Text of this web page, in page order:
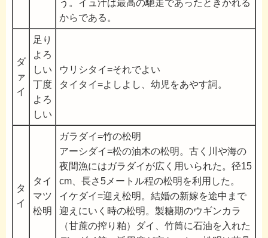
う。イュ汁は最高の馳走であったときかれる
からである。
ダ
ァ
イ
足り
よろ
しい
丁度
よろ
しい
ウリシタイ=それでよい
タイタイ=よしよし、幼児をあやす詞。
タ
イ
タイ
マツ
松明
ガラダイ=竹の松明
アーシダイ=松の油木の松明。古く川や海の
夜間漁にはガラダイが広く用いられた。径15
cm、長さ5メートル程の松明を利用した。
イケダイ=迎え松明。結婚の新嫁を途中まで
迎えにいく時の松明。製糖期のウギンカラ
（甘蔗の搾り粕）ダイ、竹筒に石油を入れた